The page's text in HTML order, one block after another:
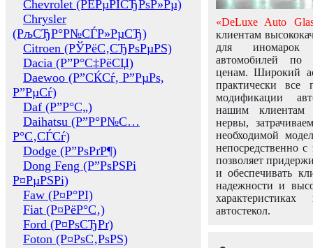
Chevrolet (РЁРµРІСЂРѕР»Рµ)
Chrysler
(РљСЂР°Р№СЃР»РµСЂ)
Citroen (РЎРёС‚СЂРѕРµРЅ)
Dacia (Р”Р°С‡РёСЏ)
Daewoo (Р”СЌСѓ, Р”РµРѕ,
Р”РµСѓ)
Daf (Р”Р°С„)
Daihatsu (Р”Р°Р№С…
Р°С‚СЃСѓ)
Dodge (Р”РѕРґР¶)
Dong Feng (Р”РѕРЅРі
Р¤РµРЅРі)
Faw (Р¤Р°РІ)
Fiat (Р¤РёР°С‚)
Ford (Р¤РѕСЂРґ)
Foton (Р¤РѕС‚РѕРЅ)
«DeLuxe Auto
клиентам
для иномарок
автомобилей
ценам. Широкий
практически все
модификации
нашим клиентам
нервы,
необходимой
непосредственно
позволяет
и обеспечивать
надежности и
автостекол.